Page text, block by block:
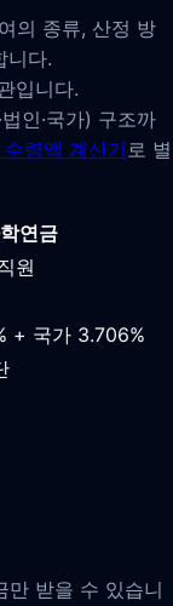
의 종류, 산정 방
니다.
입니다.
인·국가) 구조까
령액 계산기로 별
연금
원
+ 국가 3.706%
만 받을 수 있습니